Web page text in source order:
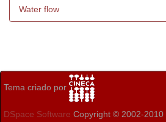
Water flow
Tema criado por
DSpace Software Copyright © 2002-2010